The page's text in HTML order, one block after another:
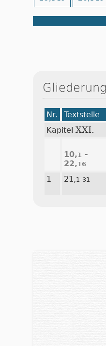
Nr.
Textstelle
Kapitel XXI.
10,1
-
22,16
1 21,1-31